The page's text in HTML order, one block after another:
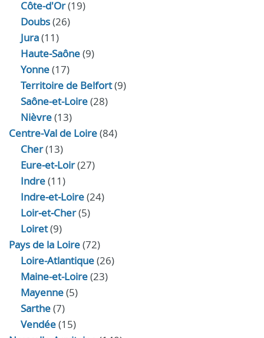
Côte-d'Or(19)
Doubs(26)
Jura(11)
Haute‑Saône(9)
Yonne(17)
Territoire de Belfort(9)
Saône-et-Loire(28)
Nièvre(13)
Centre-Val de Loire(84)
Cher(13)
Eure‑et‑Loir(27)
Indre(11)
Indre‑et‑Loire(24)
Loir‑et‑Cher(5)
Loiret(9)
Pays de la Loire(72)
Loire-Atlantique(26)
Maine-et-Loire(23)
Mayenne(5)
Sarthe(7)
Vendée(15)